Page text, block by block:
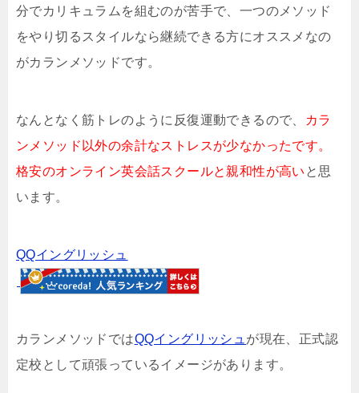
分でカリキュラムを組むのが苦手で、一つのメソッド
をやり切るスタイルなら継続できる方にオススメなの
がカランメソッドです。
なんとなく筋トレのように反復運動できるので、
カラ
ンメソッド以外の余計なストレスが少なかったです。
格安のオンライン英会話スクールと親和性が高い と思
います。
QQイングリッシュ
カランメソッドではQQイングリッシュ が現在、正式認
定校として頑張っているイメージがあります。